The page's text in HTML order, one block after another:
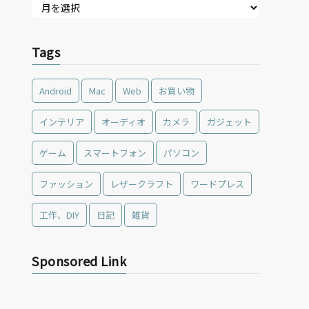
Tags
Android Mac Web お買い物
インテリア オーディオ カメラ ガジェット
ゲーム スマートフォン パソコン
ファッション レザークラフト ワードプレス
工作、DIY 日記 雑貨
Sponsored Link